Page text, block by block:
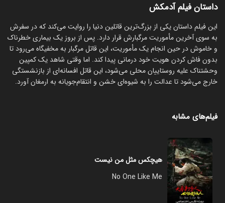
داستان فیلم آدمکش
این فیلم داستان یکی از بزرگ‌ترین قاتلین دنیا را روایت می‌کند که در سفرش
به سوی آخرین مأموریت مرگبارش قرار دارد. پس از بروز یک بیماری خطرناک
و خاموش در حین انجام یک مأموریت، این قاتل مرگبار به مخفیگاه می‌رود تا
بدون فاش کردن هویت خود درمانی پیدا کند. اما وقتی شاهد یک کمپین
وحشتناک علیه روستاییان محلی می‌شود، این قاتل افسانه‌ای از بازنشستگی
خارج می‌شود تا عدالت را به شیوه‌ای خشن و انتقام‌جویانه به ارمغان آورد.
فیلم‌های مشابه
هیچکس مثل من نیست
No One Like Me